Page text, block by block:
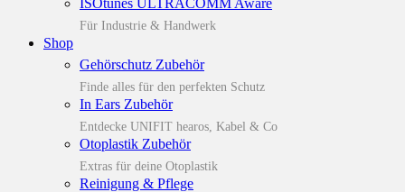
Für Industrie & Handwerk
Shop
Gehörschutz Zubehör
Finde alles für den perfekten Schutz
In Ears Zubehör
Entdecke UNIFIT hearos, Kabel & Co
Otoplastik Zubehör
Extras für deine Otoplastik
Reinigung & Pflege